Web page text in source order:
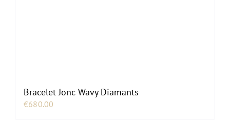
Bracelet Jonc Wavy Diamants
€680.00